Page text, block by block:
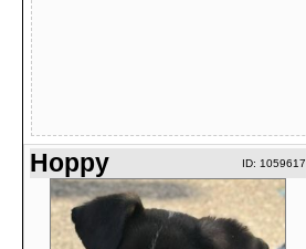
Hoppy ID: 1059617